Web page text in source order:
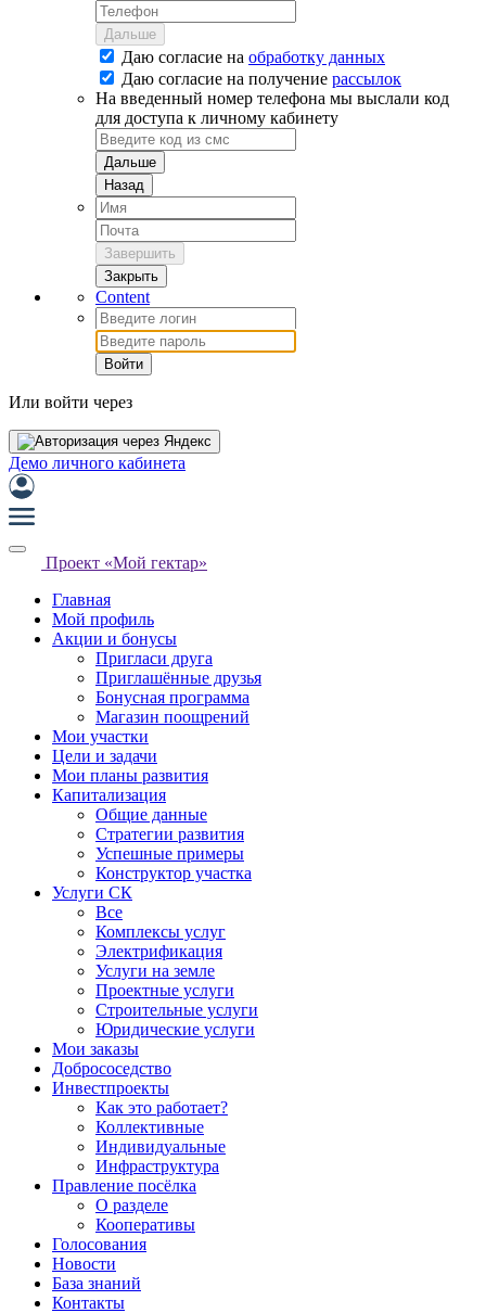
Дальше
Даю согласие на обработку данных
Даю согласие на получение рассылок
На введенный номер телефона мы выслали код
для доступа к личному кабинету
Дальше
Назад
Завершить
Закрыть
Content
Войти
Или войти через
Демо личного кабинета
Проект «Мой гектар»
Главная
Мой профиль
Акции и бонусы
Пригласи друга
Приглашённые друзья
Бонусная программа
Магазин поощрений
Мои участки
Цели и задачи
Мои планы развития
Капитализация
Общие данные
Стратегии развития
Успешные примеры
Конструктор участка
Услуги СК
Все
Комплексы услуг
Электрификация
Услуги на земле
Проектные услуги
Строительные услуги
Юридические услуги
Мои заказы
Добрососедство
Инвестпроекты
Как это работает?
Коллективные
Индивидуальные
Инфраструктура
Правление посёлка
О разделе
Кооперативы
Голосования
Новости
База знаний
Контакты